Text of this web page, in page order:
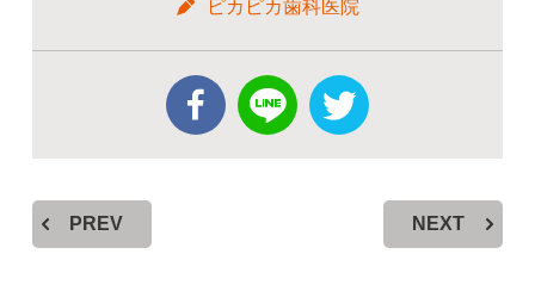
ピカピカ歯科医院
PREV NEXT